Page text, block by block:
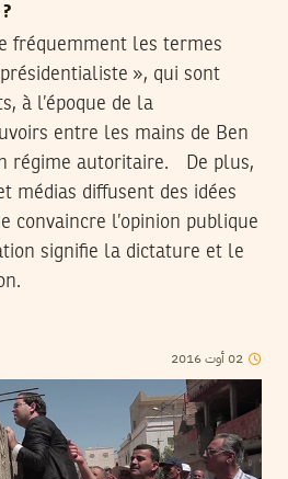
fréquemment les termes
», qui sont
à l’époque de la
entre les mains de Ben
régime autoritaire. De plus,
médias diffusent des idées
convaincre l’opinion publique
signifie la dictature et le
02أوت2016